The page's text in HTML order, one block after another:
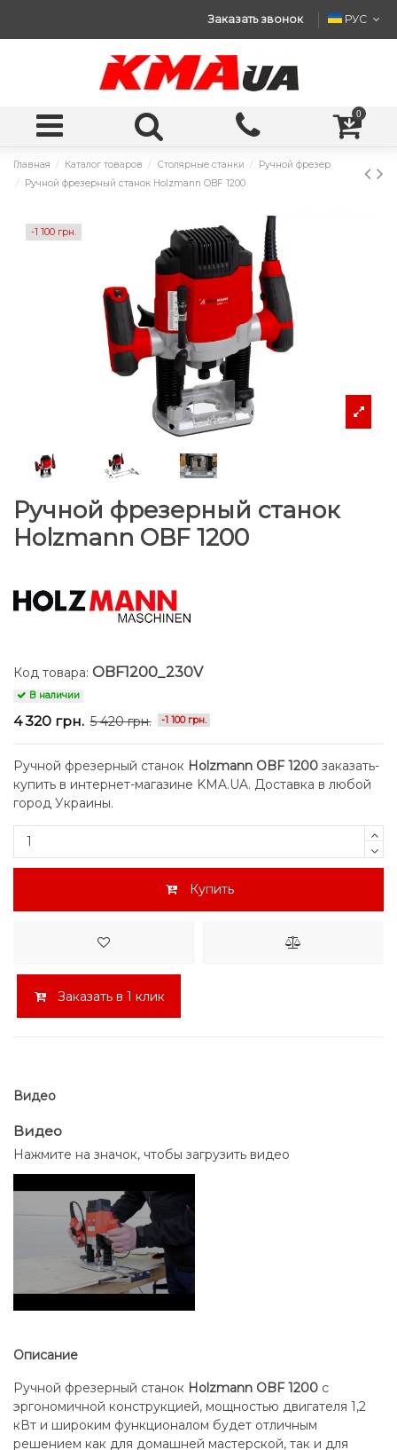
Заказать звонок РУС
0
Главная Каталог товаров Столярные станки
Ручной фрезер
Ручной фрезерный станок Holzmann OBF 1200
-1 100 грн.
Ручной фрезерный станок
Holzmann OBF 1200
Код товара: OBF1200_230V
В наличии
4 320 грн. 5 420 грн. -1 100 грн.
Ручной фрезерный станок Holzmann OBF 1200 заказать-
купить в интернет-магазине KMA.UA. Доставка в любой
город Украины.
Купить
Заказать в 1 клик
Видео
Видео
Нажмите на значок, чтобы загрузить видео
Описание
Ручной фрезерный станок Holzmann OBF 1200 с
эргономичной конструкцией, мощностью двигателя 1,2
кВт и широким функционалом будет отличным
решением как для домашней мастерской, так и для